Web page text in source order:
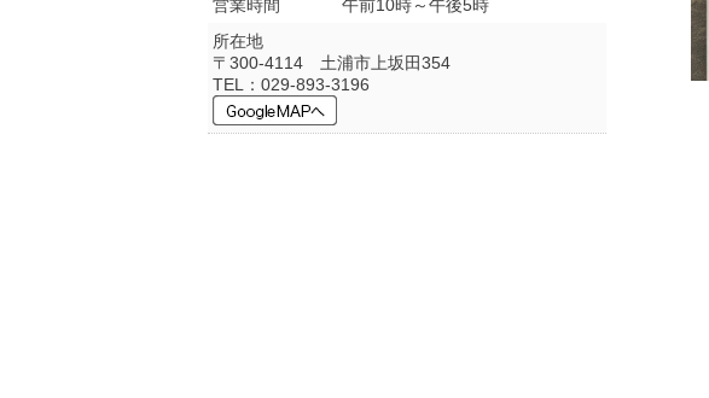
営業時間
午前10時～午後5時
所在地
〒300-4114 土浦市上坂田354
TEL：029-893-3196